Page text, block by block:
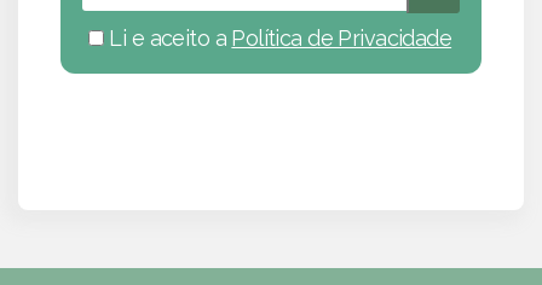
Li e aceito a Política de Privacidade